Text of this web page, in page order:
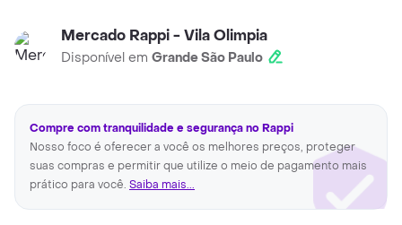
Mercado Rappi - Vila Olimpia
Disponível em Grande São Paulo
Compre com tranquilidade e segurança no Rappi
Nosso foco é oferecer a você os melhores preços, proteger
suas compras e permitir que utilize o meio de pagamento mais
prático para você. Saiba mais...